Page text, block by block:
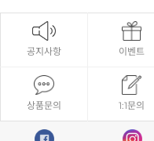
공지사항 이벤트
상품문의 1:1문의